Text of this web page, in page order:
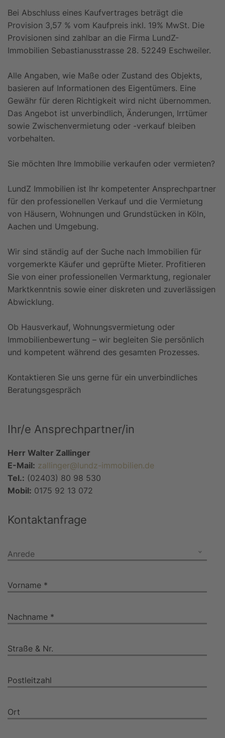
Bei Abschluss eines Kaufvertrages beträgt die
Provision 3,57 % vom Kaufpreis inkl. 19% MwSt. Die
Provisionen sind zahlbar an die Firma LundZ-
Immobilien Sebastianusstrasse 28. 52249 Eschweiler.
Alle Angaben, wie Maße oder Zustand des Objekts,
basieren auf Informationen des Eigentümers. Eine
Gewähr für deren Richtigkeit wird nicht übernommen.
Das Angebot ist unverbindlich, Änderungen, Irrtümer
sowie Zwischenvermietung oder -verkauf bleiben
vorbehalten.
Sie möchten Ihre Immobilie verkaufen oder vermieten?
LundZ Immobilien ist Ihr kompetenter Ansprechpartner
für den professionellen Verkauf und die Vermietung
von Häusern, Wohnungen und Grundstücken in Köln,
Aachen und Umgebung.
Wir sind ständig auf der Suche nach Immobilien für
vorgemerkte Käufer und geprüfte Mieter. Profitieren
Sie von einer professionellen Vermarktung, regionaler
Marktkenntnis sowie einer diskreten und zuverlässigen
Abwicklung.
Ob Hausverkauf, Wohnungsvermietung oder
Immobilienbewertung – wir begleiten Sie persönlich
und kompetent während des gesamten Prozesses.
Kontaktieren Sie uns gerne für ein unverbindliches
Beratungsgespräch
Ihr/e Ansprechpartner/in
Herr Walter Zallinger
E-Mail: zallinger@lundz-immobilien.de
Tel.: (02403) 80 98 530
Mobil: 0175 92 13 072
Kontaktanfrage
Anrede
Vorname *
Nachname *
Straße & Nr.
Postleitzahl
Ort